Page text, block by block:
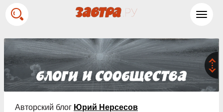
Авторский блог Юрий Нерсесов